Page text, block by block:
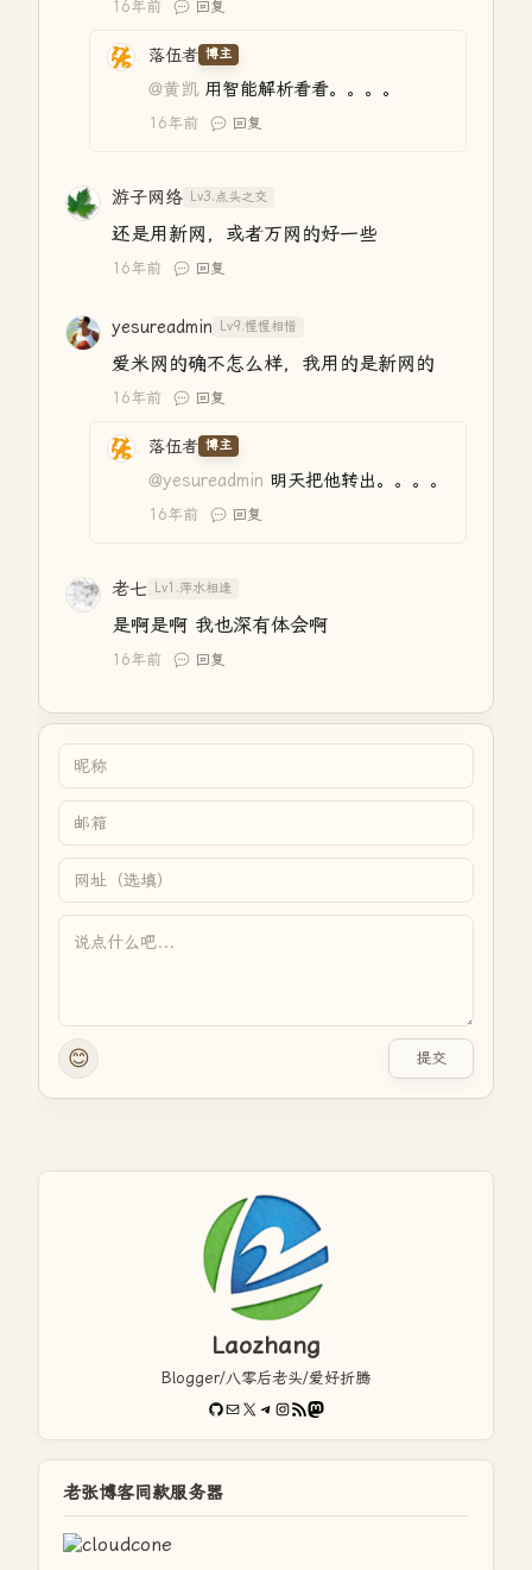
16年前 回复
落伍者 博主
@黄凯用智能解析看看。。。。
16年前 回复
游子网络 Lv3.点头之交
还是用新网，或者万网的好一些
16年前 回复
yesureadmin Lv9.惺惺相惜
爱米网的确不怎么样，我用的是新网的
16年前 回复
落伍者 博主
@yesureadmin 明天把他转出。。。。
16年前 回复
老七 Lv1.萍水相逢
是啊是啊 我也深有体会啊
16年前 回复
😊 提交
Laozhang
Blogger/八零后老头/爱好折腾
GitHub
电子邮件X Telegram
Instagram
RSS FeedMastodon
老张博客同款服务器